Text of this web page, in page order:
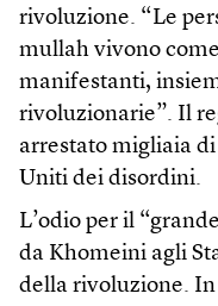
rivoluzione. “Le
mullah vivono
manifestanti,
rivoluzionarie”. Il
arrestato migliaia
Uniti dei disordini.
L’odio per il
da Khomeini agli
della rivoluzione.